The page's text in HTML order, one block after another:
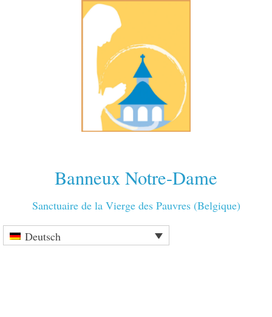
Banneux Notre-Dame
Sanctuaire de la Vierge des Pauvres (Belgique)
Deutsch